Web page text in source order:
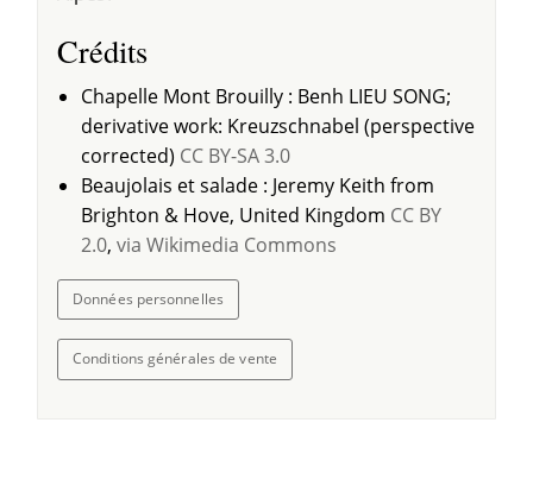
Crédits
Chapelle Mont Brouilly : Benh LIEU SONG;
derivative work: Kreuzschnabel (perspective
corrected) CC BY-SA 3.0
Beaujolais et salade : Jeremy Keith from
Brighton & Hove, United Kingdom CC BY
2.0, via Wikimedia Commons
Données personnelles
Conditions générales de vente